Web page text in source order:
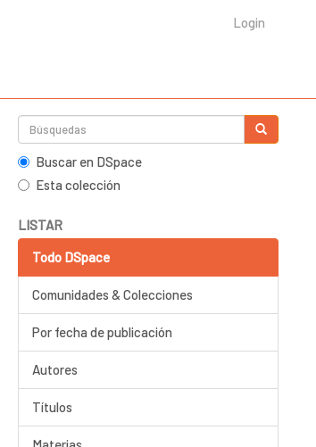
Login
Buscar en DSpace
Esta colección
LISTAR
Todo DSpace
Comunidades & Colecciones
Por fecha de publicación
Autores
Títulos